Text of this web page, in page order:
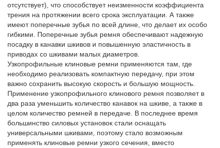
отсутствует), что способствует неизменности коэффициента
трения на протяжении всего срока эксплуатации. А также
имеют поперечные зубья по всей длине, что делает их особо
гибкими. Поперечные зубья ремня обеспечивают надежную
посадку в канавки шкивов и повышенную эластичность в
приводах со шкивами малых диаметров.
Узкопрофильные клиновые ремни применяются там, где
необходимо реализовать компактную передачу, при этом
важно сохранить высокую скорость и большую мощность.
Применение узкопрофильного клинового ремня позволяет в
два раза уменьшить количество канавок на шкиве, а также в
целом количество ремней в передаче. В последнее время
большинство силовых установок стали оснащать
универсальными шкивами, поэтому стало возможным
применять клиновые ремни узкого сечения, вместо